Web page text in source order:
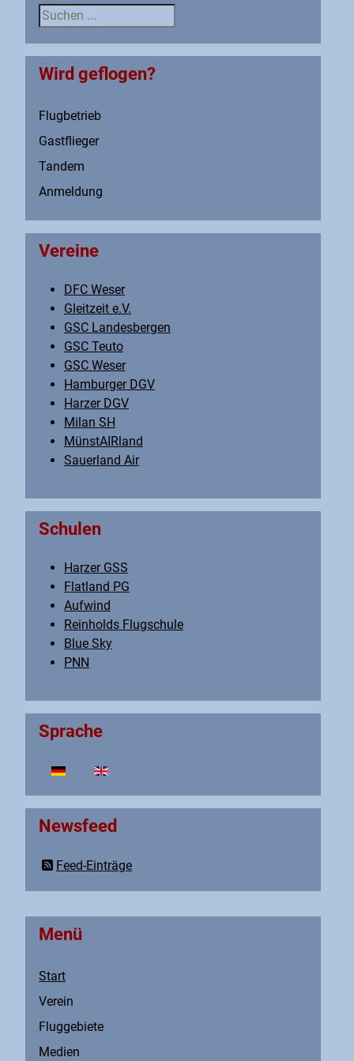
Menü
Start
Verein
Fluggebiete
Medien
Suche
Wird geflogen?
Flugbetrieb
Gastflieger
Tandem
Anmeldung
Vereine
DFC Weser
Gleitzeit e.V.
GSC Landesbergen
GSC Teuto
GSC Weser
Hamburger DGV
Harzer DGV
Milan SH
MünstAIRland
Sauerland Air
Schulen
Harzer GSS
Flatland PG
Aufwind
Reinholds Flugschule
Blue Sky
PNN
Sprache
Sprache auswählen
Newsfeed
Feed-Einträge